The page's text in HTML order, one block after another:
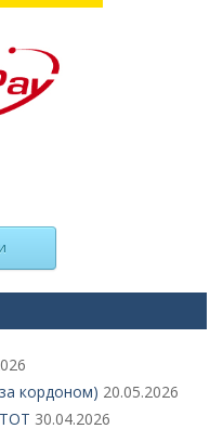
кордоном) 20.05.2026
30.04.2026